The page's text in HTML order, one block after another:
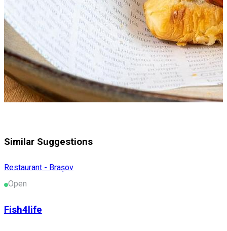
Similar Suggestions
Restaurant - Brașov
Open
Fish4life